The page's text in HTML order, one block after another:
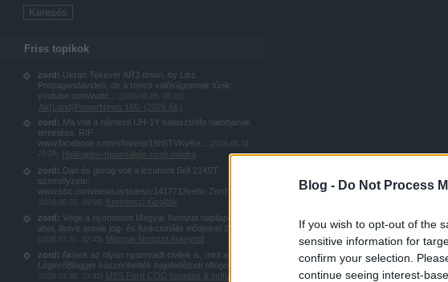
Blog - Do Not Process
If you wish to opt-out of the
sensitive information for
confirm your selection.
continue seeing interest-
Friss topikok
zord: Ukrán Tekever AR3 down, by Lisz.
Propagandavideó, de a roncs valóságosnak tűnik:
youtube.com/watc...
Air(Land)PowerNews 160. (2026 júl.)
zord: Ma volt a námesti UH-1Y katasztrófa halottjának
temetése. RIP
www.facebook.com/share/p/19h5TVKyKo...
Helikopter-típusváltás cseh módra
zord: Dán és görög volt a lezuhant Bell 214ST
személyzete:
www.bbc.com/news/articles/c1417713ve6o Zord
Korintoszi tűzoltók
zord: Vége a nyomtatott Magyar Nemzet napilapnak,
ahol, illetve annak jog- és funkcionâlis elődjeinél 20...
Magyar Nemzet Aranytoll
zord: Akinek az olyan nyamvadt civilek is, mint a
LégierőBlogger köszönhették hajófedêlzeti elfogókötel...
USS Ford COD fogadás & indítás